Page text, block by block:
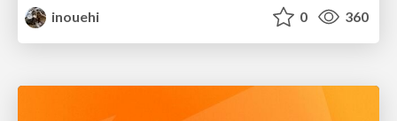
inouehi
0 360